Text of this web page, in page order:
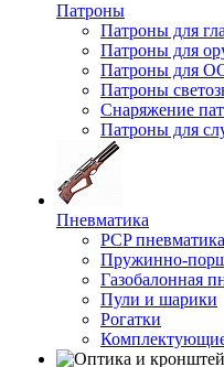
Патроны
Патроны для
Патроны для
Патроны для
Патроны
Снаряжение
Патроны для
Пневматика
PCP пневматика
Пружинно-
Газобалонная
Пули и шарики
Рогатки